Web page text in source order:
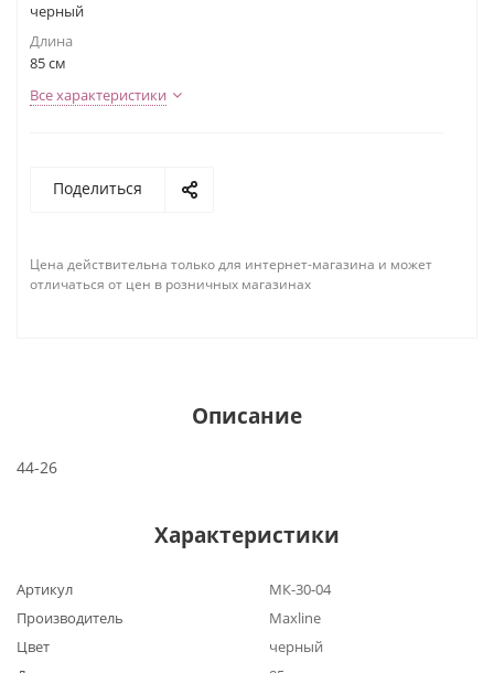
черный
Длина
85 см
Все характеристики
Поделиться
Цена действительна только для интернет-магазина и может
отличаться от цен в розничных магазинах
Описание
44-26
Характеристики
Артикул
МК-30-04
Производитель
Maxline
Цвет
черный